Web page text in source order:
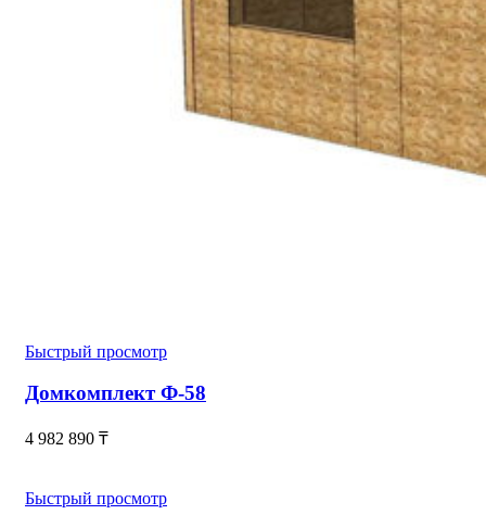
Быстрый просмотр
Домкомплект Ф-58
4 982 890 ₸
Быстрый просмотр